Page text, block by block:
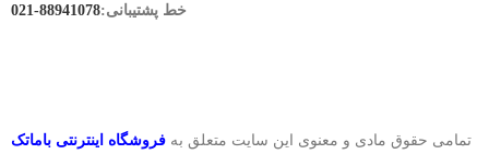
خط پشتیبانی:88941078-021
تمامی حقوق مادی و معنوی این سایت متعلق به فروشگاه اینترنتی باماتک